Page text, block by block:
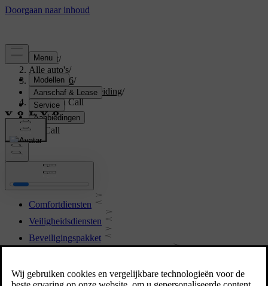
Support/
Alle auto's/
XC70 2016/
Gebruikershandleiding/
Volvo On Call
Volvo On Call
Comfortdiensten
Veiligheidsdiensten
Beveiligingspakket
Pincode voor Volvo On Call